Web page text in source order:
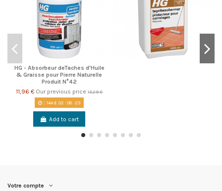
HG - Absorbeur deTaches d'Huile
& Graisse pour Pierre Naturelle
Produit N°42
11,96 € Our previous price 13,29 €
144d. 02 :08:22
Add to cart
Votre compte